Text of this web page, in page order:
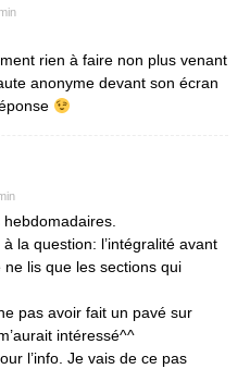
rien à faire non plus venant
anonyme devant son écran
la question: l’intégralité avant
lis que les sections qui
pas avoir fait un pavé sur
intéressé^^
l’info. Je vais de ce pas